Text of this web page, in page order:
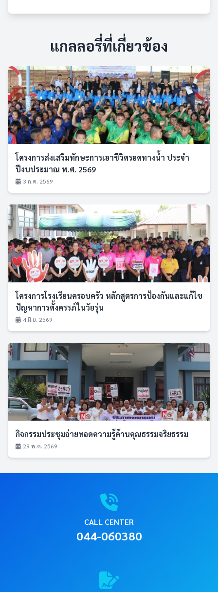
แกลลอรี่ที่เกี่ยวข้อง
โครงการส่งเสริมทักษะการเอาชีวิตรอดทางน้ำ ประจำ
ปีงบประมาณ พ.ศ. 2569
3 ก.ค. 2569
โครงการโรงเรียนครอบครัว หลักสูตรการป้องกันและแก้ไข
ปัญหาการตั้งครรภ์ในวัยรุ่น
4 มิ.ย. 2569
กิจกรรมประชุมถ่ายทอดความรู้ด้านคุณธรรมจริยธรรม
29 พ.ค. 2569
CALL CENTER
044-060380